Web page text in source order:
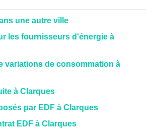
une autre ville
les fournisseurs d'énergie à
variations de consommation à
à Clarques
par EDF à Clarques
EDF à Clarques